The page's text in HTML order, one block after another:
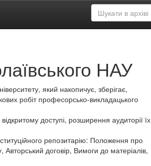
НАУ
який накопичує, зберігає,
робіт професорсько-викладацького
доступі, розширення аудиторії їх
репозитарію: Положення про
Авторський договір, Вимоги до матеріалів,